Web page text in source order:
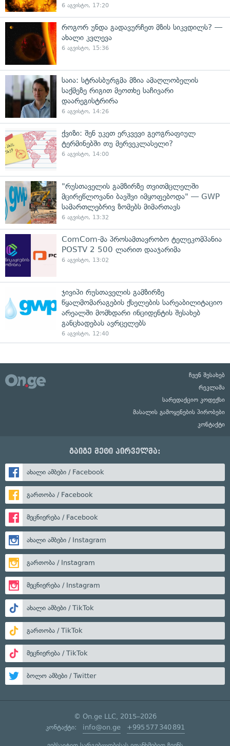
6 აგვისტო, 17:20
როგორ უნდა გადავურჩეთ მზის სიკვდილს? —
ახალი კვლევა
6 აგვისტო, 15:36
საია: სტრასბურგმა მზია ამაღლობელის
საქმეზე რიგით მეოთხე საჩივარი
დაარეგისტრირა
6 აგვისტო, 14:26
ქვიზი: შენ უკეთ ერკვევი გეოგრაფიულ
ტერმინებში თუ მერვეკლასელი?
6 აგვისტო, 14:00
"რუსთაველის გამზირზე თვითმცლელში
მცირეწლოვანი ბავშვი იმყოფებოდა" — GWP
სამართლებრივ ზომებს მიმართავს
6 აგვისტო, 13:32
ComCom-მა პროსამთავრობო ტელეკომპანია
POSTV 2 500 ლარით დააჯარიმა
6 აგვისტო, 13:02
ჯივიპი რუსთაველის გამზირზე
წყალმომარაგების ქსელების სარეაბილიტაციო
არეალში მომხდარი ინციდენტის შესახებ
განცხადებას ავრცელებს
6 აგვისტო, 12:40
ჩვენ შესახებ
რეკლამა
სარედაქციო კოდექსი
მასალის გამოყენების პირობები
კონტაქტი
გაიგე მეტი პირველმა:
ახალი ამბები / Facebook
გართობა / Facebook
მეცნიერება / Facebook
ახალი ამბები / Instagram
გართობა / Instagram
მეცნიერება / Instagram
ახალი ამბები / TikTok
გართობა / TikTok
მეცნიერება / TikTok
ბოლო ამბები / Twitter
© On.ge LLC, 2015–2026
კონტაქტი: info@on.ge +995 577 340 891